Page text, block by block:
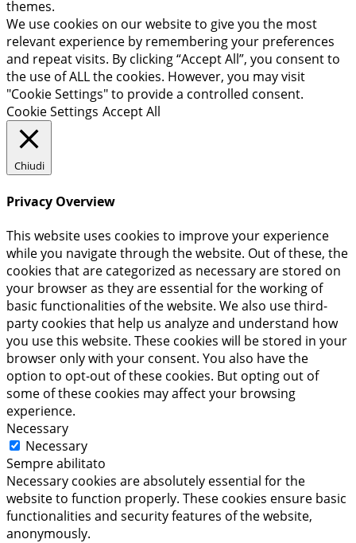
themes.
We use cookies on our website to give you the most
relevant experience by remembering your preferences
and repeat visits. By clicking “Accept All”, you consent to
the use of ALL the cookies. However, you may visit
"Cookie Settings" to provide a controlled consent.
Cookie Settings Accept All
Chiudi
Privacy Overview
This website uses cookies to improve your experience
while you navigate through the website. Out of these, the
cookies that are categorized as necessary are stored on
your browser as they are essential for the working of
basic functionalities of the website. We also use third-
party cookies that help us analyze and understand how
you use this website. These cookies will be stored in your
browser only with your consent. You also have the
option to opt-out of these cookies. But opting out of
some of these cookies may affect your browsing
experience.
Necessary
Necessary
Sempre abilitato
Necessary cookies are absolutely essential for the
website to function properly. These cookies ensure basic
functionalities and security features of the website,
anonymously.